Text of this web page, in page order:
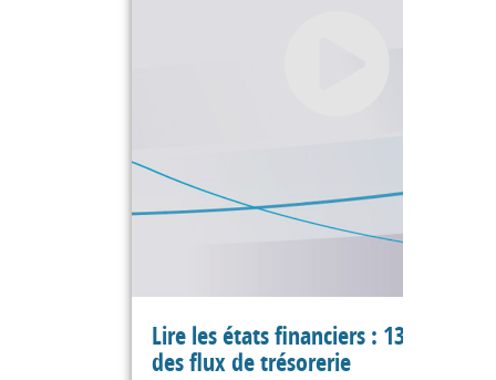
Lire les états financiers : 13 le
des flux de trésorerie